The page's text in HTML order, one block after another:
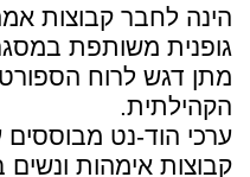
הינה לחבר קבוצות
גופנית משותפת
מתן דגש לרוח
הקהילתית.
ערכי הוד-נט
קבוצות אימהות